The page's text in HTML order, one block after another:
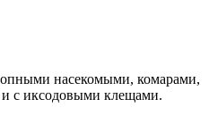
насекомыми, комарами,
с иксодовыми клещами.